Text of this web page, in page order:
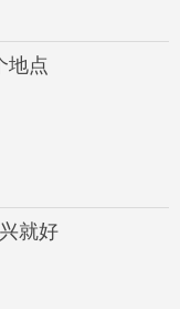
地点
就好